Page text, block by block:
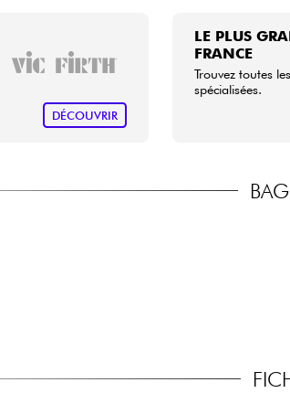
DÉCOUVRIR
LE PLUS
FRANCE
Trouvez toutes
spécialisées.